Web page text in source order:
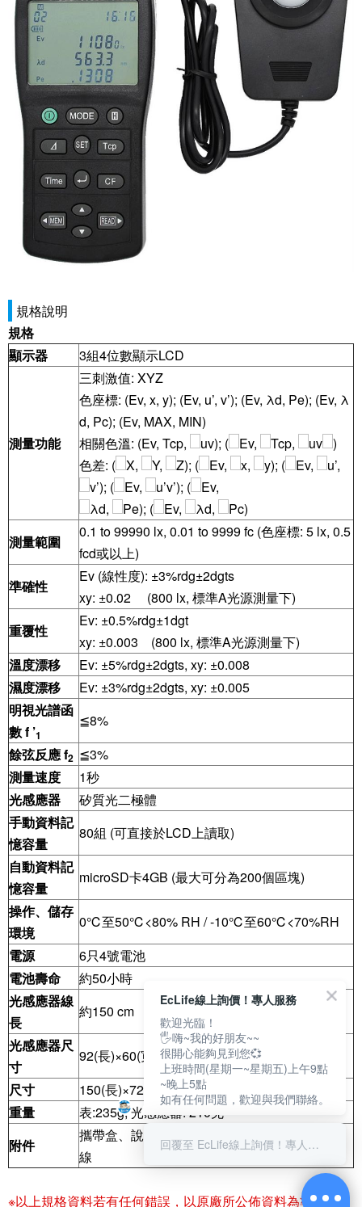
規格說明
規格
顯示器
3組4位數顯示LCD
測量功能
三刺激值: XYZ
色座標: (Ev, x, y); (Ev, u’, v’); (Ev, λd, Pe); (Ev, λ
d, Pc); (Ev, MAX, MIN)
相關色溫: (Ev, Tcp,
uv); ( Ev, Tcp, uv )
色差: ( X, Y, Z); ( Ev, x, y); ( Ev,
u’,
v’); (
Ev, u’v’); (
Ev,
λd,
Pe); ( Ev, λd,
Pc)
測量範圍
0.1 to 99990 lx, 0.01 to 9999 fc (色座標: 5 lx, 0.5
fcd或以上)
準確性
Ev (線性度): ±3%rdg±2dgts
xy: ±0.02 (800 lx, 標準A光源測量下)
重覆性
Ev: ±0.5%rdg±1dgt
xy: ±0.003 (800 lx, 標準A光源測量下)
溫度漂移
Ev: ±5%rdg±2dgts, xy: ±0.008
濕度漂移
Ev: ±3%rdg±2dgts, xy: ±0.005
明視光譜函
數f ’1
≦8%
餘弦反應f2 ≦3%
測量速度
1秒
光感應器
矽質光二極體
手動資料記
憶容量
80組 (可直接於LCD上讀取)
自動資料記
憶容量
microSD卡4GB (最大可分為200個區塊)
操作、儲存
環境
0℃至50℃<80% RH / -10℃至60℃<70%RH
電源
6只4號電池
電池壽命
約50小時
光感應器線
長
約150 cm
光感應器尺
寸
92(長)×60(寬)×29(高)mm
尺寸
150(長)×72(寬)×35(高)mm
重量
表:235g, 光感應器: 210克
附件
攜帶盒、說明書、電池、CD軟體光碟及USB纜
線
※以上規格資料若有任何錯誤，以原廠所公佈資料為準。
EcLife線上詢價！專人服務
歡迎光臨！
🖐嗨~我的好朋友~~
很開心能夠見到您💞
上班時間(星期一~星期五)上午9點
~晚上5點
如有任何問題，歡迎與我們聯絡。
回覆至 EcLife線上詢價！專人服務